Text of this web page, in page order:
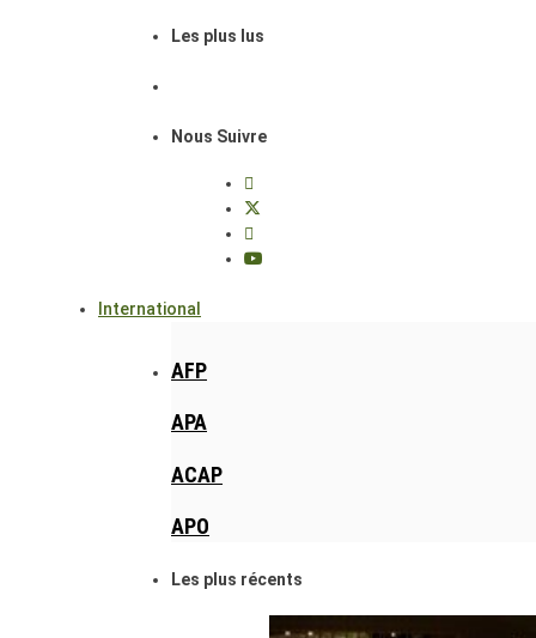
Les plus lus
Nous Suivre
International
AFP
APA
ACAP
APO
Les plus récents